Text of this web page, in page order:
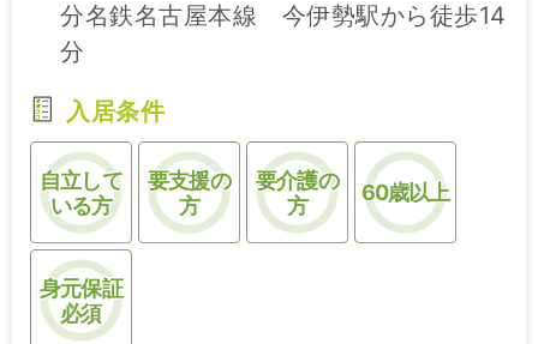
分名鉄名古屋本線 今伊勢駅から徒歩14
分
入居条件
自立して
いる方
要支援の
方
要介護の
方
60歳以上
身元保証
必須